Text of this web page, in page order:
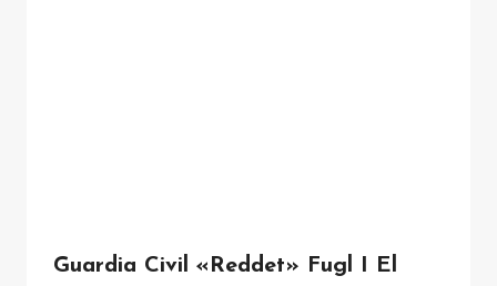
Guardia Civil «reddet» Fugl I El